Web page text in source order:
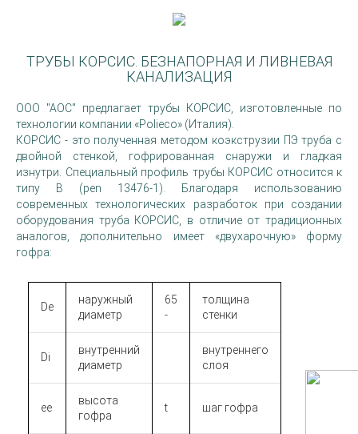
ТРУБЫ КОРСИС. БЕЗНАПОРНАЯ И ЛИВНЕВАЯ
КАНАЛИЗАЦИЯ
ООО "АОС" предлагает трубы КОРСИС, изготовленные по
технологии компании «Polieco» (Италия).
КОРСИС - это полученная методом коэкструзии ПЭ труба с
двойной стенкой, гофрированная снаружи и гладкая
изнутри. Специальный профиль трубы КОРСИС относится к
типу В (pen 13476-1). Благодаря использованию
современных технологических разработок при создании
оборудования труба КОРСИС, в отличие от традиционных
аналогов, дополнительно имеет «двухарочную» форму
гофра:
De
наружный
диаметр
65
-
толщина
стенки
Di
внутренний
диаметр
внутреннего
слоя
ее
высота
гофра
t шаг гофра